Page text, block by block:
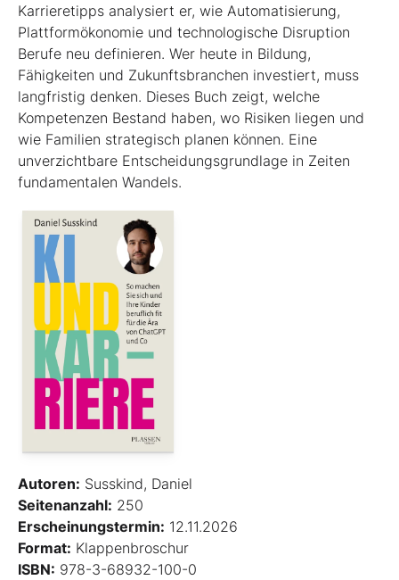
Karrieretipps analysiert er, wie Automatisierung,
Plattformökonomie und technologische Disruption
Berufe neu definieren. Wer heute in Bildung,
Fähigkeiten und Zukunftsbranchen investiert, muss
langfristig denken. Dieses Buch zeigt, welche
Kompetenzen Bestand haben, wo Risiken liegen und
wie Familien strategisch planen können. Eine
unverzichtbare Entscheidungsgrundlage in Zeiten
fundamentalen Wandels.
Autoren: Susskind, Daniel
Seitenanzahl: 250
Erscheinungstermin: 12.11.2026
Format: Klappenbroschur
ISBN: 978-3-68932-100-0